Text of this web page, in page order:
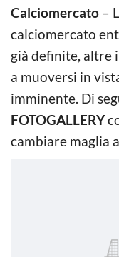
Calciomercato –
calciomercato
già definite, altre
a muoversi in
imminente. Di
FOTOGALLERY
cambiare maglia